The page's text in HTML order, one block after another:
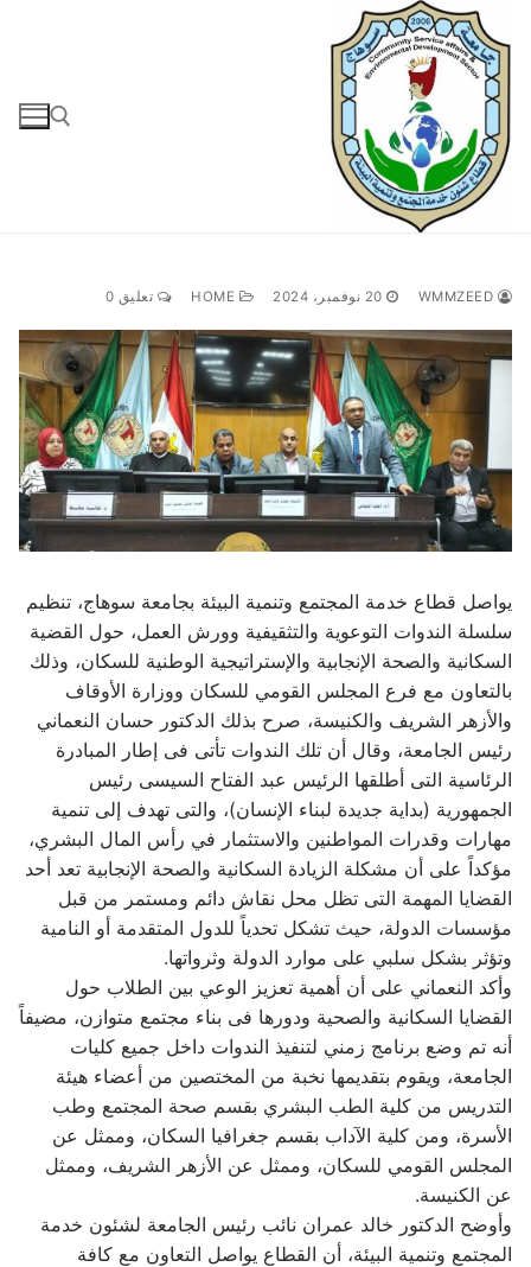
التجاوز
إلى
المحتوى
20 نوفمبر، 2024 تعليق 0
يواصل قطاع خدمة المجتمع وتنمية البيئة بجامعة سوهاج، تنظيم
سلسلة الندوات التوعوية والتثقيفية وورش العمل، حول القضية
السكانية والصحة الإنجابية والإستراتيجية الوطنية للسكان، وذلك
بالتعاون مع فرع المجلس القومي للسكان ووزارة الأوقاف
والأزهر الشريف والكنيسة، صرح بذلك الدكتور حسان النعماني
رئيس الجامعة، وقال أن تلك الندوات تأتى فى إطار المبادرة
الرئاسية التى أطلقها الرئيس عبد الفتاح السيسى رئيس
الجمهورية (بداية جديدة لبناء الإنسان)، والتى تهدف إلى تنمية
مهارات وقدرات المواطنين والاستثمار في رأس المال البشري،
مؤكداً على أن مشكلة الزيادة السكانية والصحة الإنجابية تعد أحد
القضايا المهمة التى تظل محل نقاش دائم ومستمر من قبل
مؤسسات الدولة، حيث تشكل تحدياً للدول المتقدمة أو النامية
وتؤثر بشكل سلبي على موارد الدولة وثرواتها.
وأكد النعماني على أن أهمية تعزيز الوعي بين الطلاب حول
القضايا السكانية والصحية ودورها فى بناء مجتمع متوازن، مضيفاً
أنه تم وضع برنامج زمني لتنفيذ الندوات داخل جميع كليات
الجامعة، ويقوم بتقديمها نخبة من المختصين من أعضاء هيئة
التدريس من كلية الطب البشري بقسم صحة المجتمع وطب
الأسرة، ومن كلية الآداب بقسم جغرافيا السكان، وممثل عن
المجلس القومي للسكان، وممثل عن الأزهر الشريف، وممثل
عن الكنيسة.
وأوضح الدكتور خالد عمران نائب رئيس الجامعة لشئون خدمة
المجتمع وتنمية البيئة، أن القطاع يواصل التعاون مع كافة